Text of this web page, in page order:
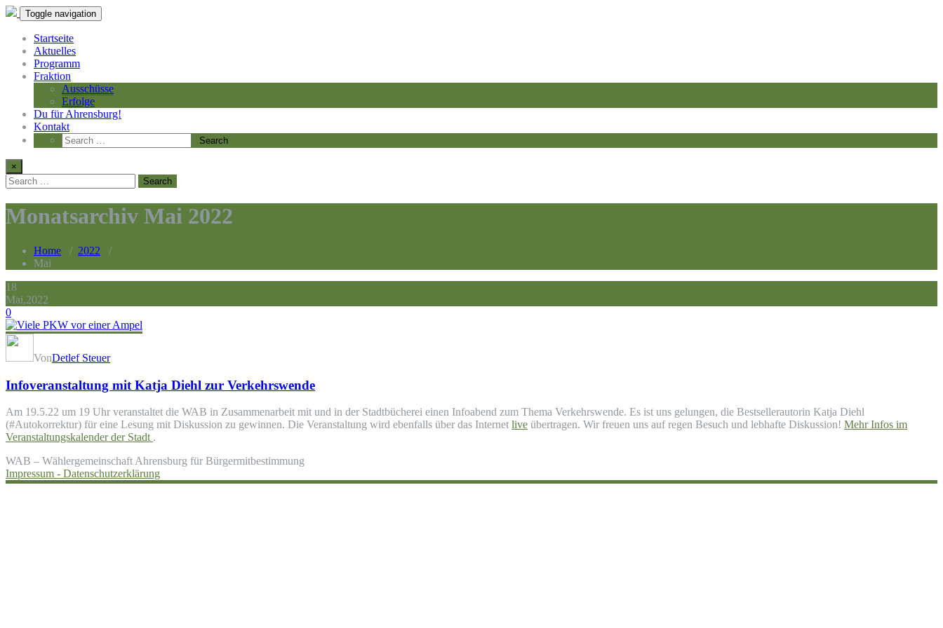
Toggle navigation
Startseite
Aktuelles
Programm
Fraktion
Ausschüsse
Erfolge
Du für Ahrensburg!
Kontakt
×
Monatsarchiv Mai 2022
Home / 2022 /
Mai
18
Mai,2022
0
VonDetlef Steuer
Infoveranstaltung mit Katja Diehl zur Verkehrswende
Am 19.5.22 um 19 Uhr veranstaltet die WAB in Zusammenarbeit mit und in der Stadtbücherei einen Infoabend zum Thema Verkehrswende. Es ist uns gelungen, die Bestsellerautorin Katja Diehl
(#Autokorrektur) für eine Lesung mit Diskussion zu gewinnen. Die Veranstaltung wird ebenfalls über das Internet live übertragen. Wir freuen uns auf regen Besuch und lebhafte Diskussion! Mehr Infos im
Veranstaltungskalender der Stadt .
WAB – Wählergemeinschaft Ahrensburg für Bürgermitbestimmung
Impressum - Datenschutzerklärung